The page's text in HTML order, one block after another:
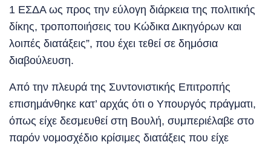
1 ΕΣΔΑ ως προς την εύλογη διάρκεια της πολιτικής
δίκης, τροποποιήσεις του Κώδικα Δικηγόρων και
λοιπές διατάξεις”, που έχει τεθεί σε δημόσια
διαβούλευση.
Από την πλευρά της Συντονιστικής Επιτροπής
επισημάνθηκε κατ’ αρχάς ότι ο Υπουργός πράγματι,
όπως είχε δεσμευθεί στη Βουλή, συμπεριέλαβε στο
παρόν νομοσχέδιο κρίσιμες διατάξεις που είχε